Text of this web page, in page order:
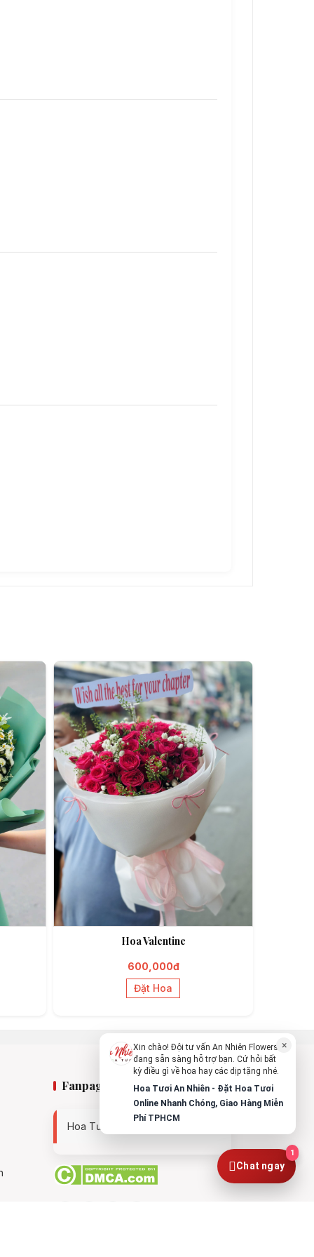
Hoa Valentine
600,000đ
Đặt Hoa
Fanpage
Hoa Tươi An Nhiên - 0938494119
×
Xin chào! Đội tư vấn An Nhiên Flowers
đang sẵn sàng hỗ trợ bạn. Cứ hỏi bất
kỳ điều gì về hoa hay các dịp tặng nhé.
Hoa Tươi An Nhiên - Đặt Hoa Tươi
Online Nhanh Chóng, Giao Hàng Miễn
Phí TPHCM
Chat ngay
1
An Nhiên Flowers
Tư vấn nhanh trong vài phút
Chào bạn, mình có thể hỗ trợ chọn hoa